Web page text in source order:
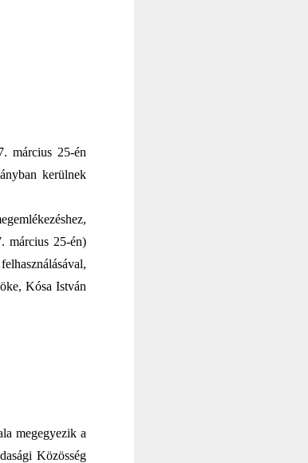
március 25-én
kerülnek
március 25-én)
Kósa István
megegyezik a
Közösség